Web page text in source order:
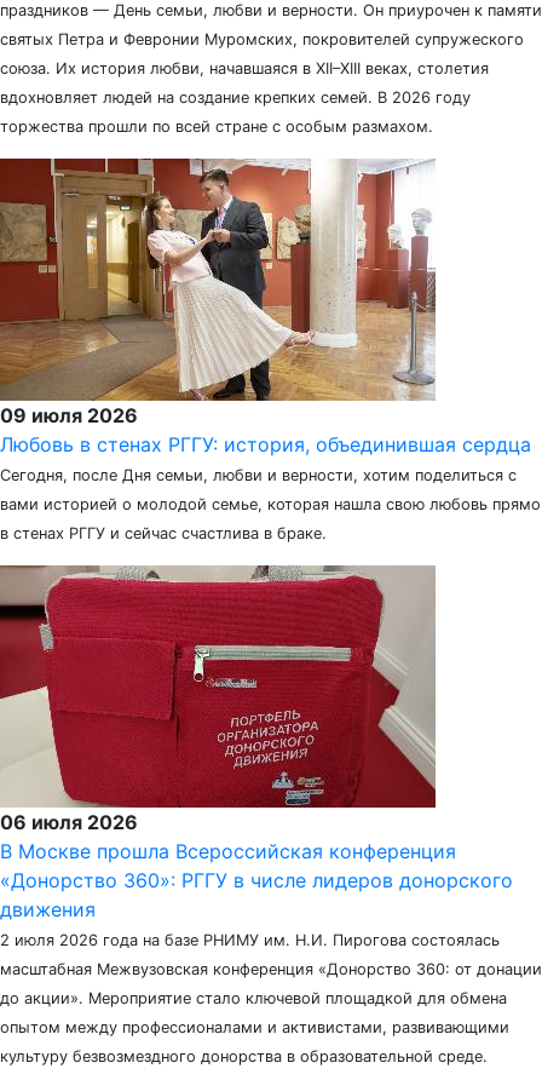
праздников — День семьи, любви и верности. Он приурочен к памяти
святых Петра и Февронии Муромских, покровителей супружеского
союза. Их история любви, начавшаяся в XII–XIII веках, столетия
вдохновляет людей на создание крепких семей. В 2026 году
торжества прошли по всей стране с особым размахом.
09 июля 2026
Любовь в стенах РГГУ: история, объединившая сердца
Сегодня, после Дня семьи, любви и верности, хотим поделиться с
вами историей о молодой семье, которая нашла свою любовь прямо
в стенах РГГУ и сейчас счастлива в браке.
06 июля 2026
В Москве прошла Всероссийская конференция
«Донорство 360»: РГГУ в числе лидеров донорского
движения
2 июля 2026 года на базе РНИМУ им. Н.И. Пирогова состоялась
масштабная Межвузовская конференция «Донорство 360: от донации
до акции». Мероприятие стало ключевой площадкой для обмена
опытом между профессионалами и активистами, развивающими
культуру безвозмездного донорства в образовательной среде.